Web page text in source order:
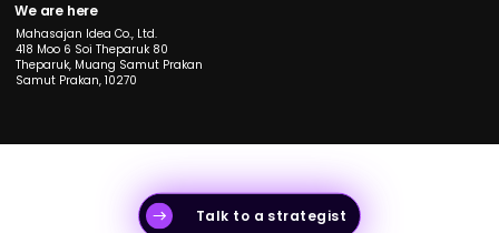
Talk to a strategist
We are here
Mahasajan Idea Co., Ltd.
418 Moo 6 Soi Theparuk 80
Theparuk, Muang Samut Prakan
Samut Prakan, 10270